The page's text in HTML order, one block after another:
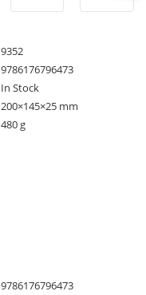
9352
9786176796473
In Stock
200×145×25 mm
480 g
9786176796473